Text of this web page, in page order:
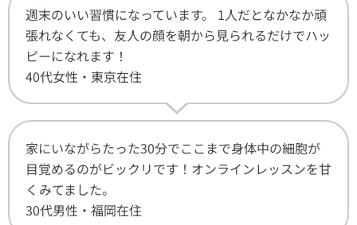
週末のいい習慣になっています。 1人だとなかなか頑
張れなくても、友人の顔を朝から見られるだけでハッ
ピーになれます！
40代女性・東京在住
家にいながらたった30分でここまで身体中の細胞が
目覚めるのがビックリです！オンラインレッスンを甘
くみてました。
30代男性・福岡在住